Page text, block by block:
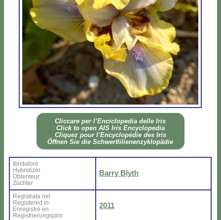
Clic­ca­re per l’En­ci­clo­pe­dia del­le Iris
Click to open AIS Iris En­cy­clo­pe­dia
Cli­quez pour l’En­cy­clo­pé­die des Iris
Öff­nen Sie die Sch­wer­tli­lie­nen­zy­klo­pä­die
Ibri­da­to­re
Hy­bri­di­zer
Ob­ten­teur
Zü­ch­ter
Bar­ry Blyth
Re­gi­stra­ta nel
Re­gi­ste­red in
En­re­gi­stré en
Re­gi­strie­rung­sjahr
2011